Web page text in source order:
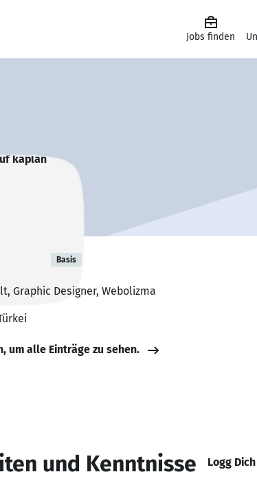
Jobs finden
Basis
Graphic Designer, Webolizma
um alle Einträge zu sehen.
und Kenntnisse Logg